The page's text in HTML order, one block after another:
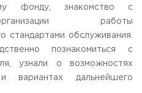
фонду, знакомство с
работы
стандартами обслуживания.
познакомиться с
узнали о возможностях
вариантах дальнейшего